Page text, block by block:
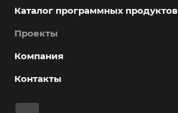
Каталог программных продуктов
Проекты
Компания
Контакты